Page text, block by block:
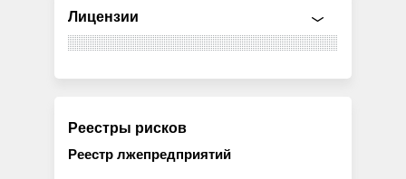
Лицензии
Реестры рисков
Реестр лжепредприятий